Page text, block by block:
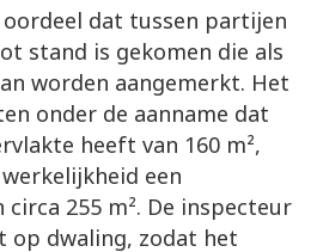
dat tussen partijen
stand is gekomen die als
worden aangemerkt. Het
onder de aanname dat
heeft van 160 m²,
een
255 m². De inspecteur
op dwaling, zodat het